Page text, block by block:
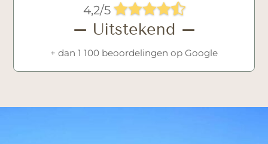
4,2/5 
– Uitstekend –
+ dan 1 100 beoordelingen op Google